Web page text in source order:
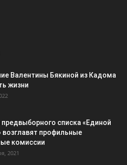
Валентины Бякиной из Кадома
жизни
списка «Единой
возглавят профильные
комиссии
2021